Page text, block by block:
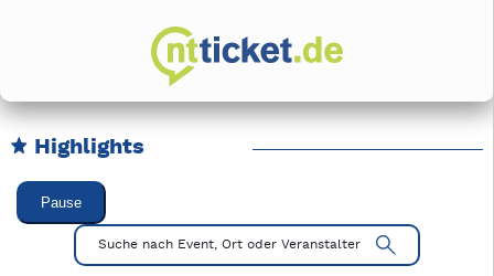
Highlights
Karussell Veranstaltungen überspringen
Pause
Mit Tab zu den Steuerelementen wechseln. Mit Pfeiltasten
Suche nach Event, Ort oder Veranstalter